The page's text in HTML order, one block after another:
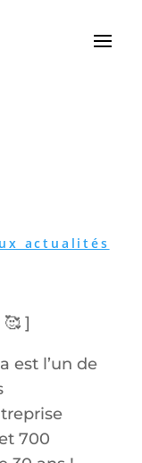
actualités
]
est l’un de
700